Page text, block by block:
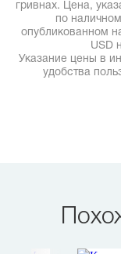
гривнах. Цена,
по
опубликованном
USD
Указание цены в
удобства